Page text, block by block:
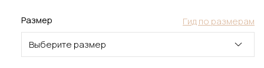
Гид по размерам
Размер
Выберите размер